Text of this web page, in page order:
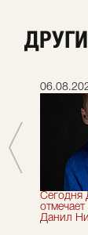
Сегодня
Данил